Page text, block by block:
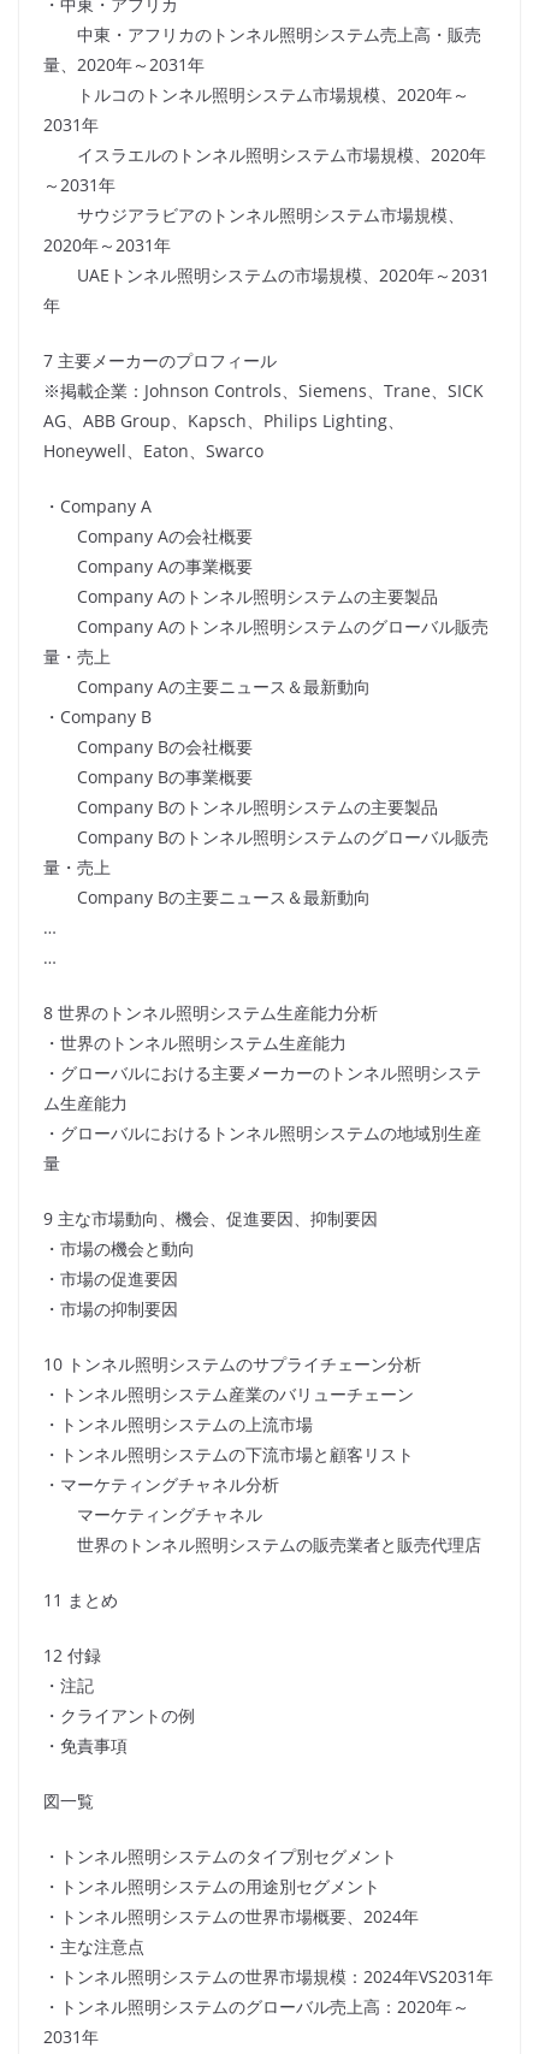
中東・アフリカのトンネル照明システム売上高・販売
量、2020年～2031年
トルコのトンネル照明システム市場規模、2020年～
2031年
イスラエルのトンネル照明システム市場規模、2020年
～2031年
サウジアラビアのトンネル照明システム市場規模、
2020年～2031年
UAEトンネル照明システムの市場規模、2020年～2031
年
7 主要メーカーのプロフィール
※掲載企業：Johnson Controls、Siemens、Trane、SICK
AG、ABB Group、Kapsch、Philips Lighting、
Honeywell、Eaton、Swarco
・Company A
Company Aの会社概要
Company Aの事業概要
Company Aのトンネル照明システムの主要製品
Company Aのトンネル照明システムのグローバル販売
量・売上
Company Aの主要ニュース＆最新動向
・Company B
Company Bの会社概要
Company Bの事業概要
Company Bのトンネル照明システムの主要製品
Company Bのトンネル照明システムのグローバル販売
量・売上
Company Bの主要ニュース＆最新動向
…
…
8 世界のトンネル照明システム生産能力分析
・世界のトンネル照明システム生産能力
・グローバルにおける主要メーカーのトンネル照明システ
ム生産能力
・グローバルにおけるトンネル照明システムの地域別生産
量
9 主な市場動向、機会、促進要因、抑制要因
・市場の機会と動向
・市場の促進要因
・市場の抑制要因
10 トンネル照明システムのサプライチェーン分析
・トンネル照明システム産業のバリューチェーン
・トンネル照明システムの上流市場
・トンネル照明システムの下流市場と顧客リスト
・マーケティングチャネル分析
マーケティングチャネル
世界のトンネル照明システムの販売業者と販売代理店
11 まとめ
12 付録
・注記
・クライアントの例
・免責事項
図一覧
・トンネル照明システムのタイプ別セグメント
・トンネル照明システムの用途別セグメント
・トンネル照明システムの世界市場概要、2024年
・主な注意点
・トンネル照明システムの世界市場規模：2024年VS2031年
・トンネル照明システムのグローバル売上高：2020年～
2031年